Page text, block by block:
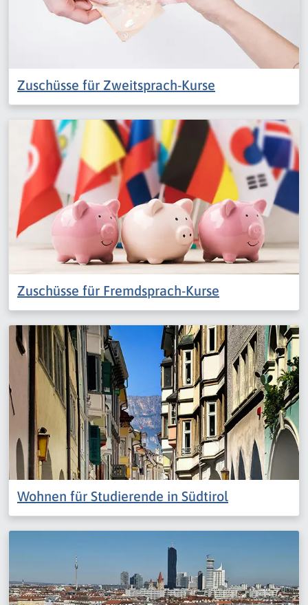
Zuschüsse für Zweitsprach-Kurse
Zuschüsse für Fremdsprach-Kurse
Wohnen für Studierende in Südtirol